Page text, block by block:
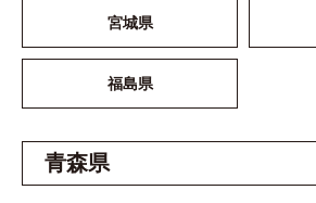
宮城県
福島県
青森県